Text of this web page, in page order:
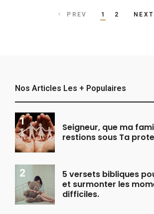
Posts
PREV 1 2 NEXT
Nos Articles Les + Populaires
Seigneur, que ma
restions sous Ta
5 versets bibliques
et surmonter les
difficiles.